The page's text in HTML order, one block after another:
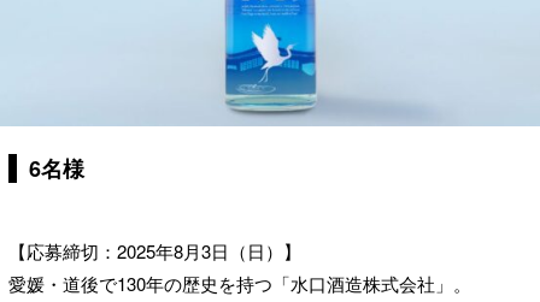
6名様
【応募締切：2025年8月3日（日）】
愛媛・道後で130年の歴史を持つ「水口酒造株式会社」。